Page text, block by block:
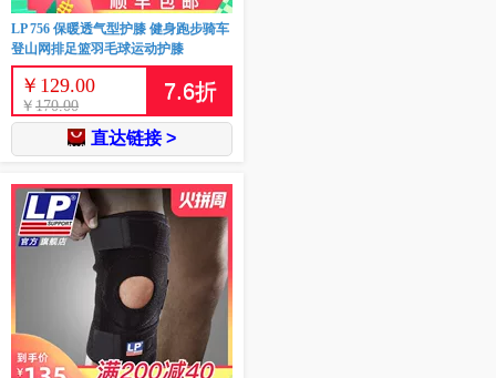
LP 756 保暖透气型护膝 健身跑步骑车
登山网排足篮羽毛球运动护膝
￥ 129.00
￥ 170.00
7.6折
直达链接 >